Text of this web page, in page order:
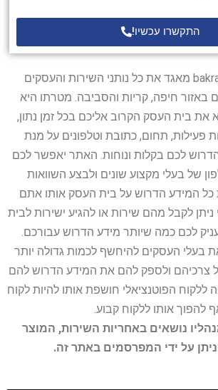
התקשרו עכשיו!
אתר עסקים bakrayot מאגד את כל נותני השירות והעסקים
באזור חיפה, קריות והסביבה. מטרתו היא
בית העסק הקרוב אליכם בכל זמן נתון,
פעילות, תחום, כתובת וטלפונים על מנת
לכם בקלות ונוחות. האתר יאפשר לכם
של בעלי מקצוע שונים ולבצע השוואות
כל המידע הדרוש על בית העסק אותו אתם
לקבל מהם שירות או להגיע ישירות לבית
לכם כמה שיותר מידע הדרוש עבורכם.
בעלי העסקים להיחשף לכמות גדולה יותר
צרכיהם ולספק להם את המידע הדרוש להם
ללקוח הפוטנציאלי חושפת אותו להיות לקוח
להפוך אותו ללקוח קבוע.
נושאים באחריות השירות, המוצר
על ידי המפרסמים באתר זה.